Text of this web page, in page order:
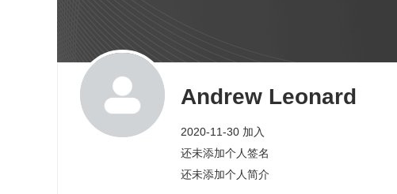
Andrew Leonard
2020-11-30 加入
还未添加个人签名
还未添加个人简介